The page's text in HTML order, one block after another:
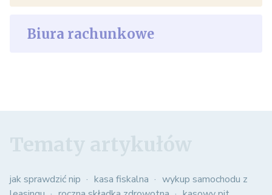
Biura rachunkowe
jak sprawdzić nip kasa fiskalna
wykup samochodu z